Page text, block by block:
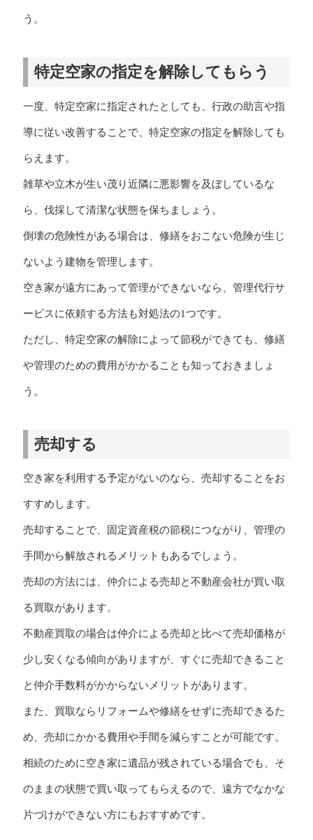
う。
特定空家の指定を解除してもらう
一度、特定空家に指定されたとしても、行政の助言や指
導に従い改善することで、特定空家の指定を解除しても
らえます。
雑草や立木が生い茂り近隣に悪影響を及ぼしているな
ら、伐採して清潔な状態を保ちましょう。
倒壊の危険性がある場合は、修繕をおこない危険が生じ
ないよう建物を管理します。
空き家が遠方にあって管理ができないなら、管理代行サ
ービスに依頼する方法も対処法の1つです。
ただし、特定空家の解除によって節税ができても、修繕
や管理のための費用がかかることも知っておきましょ
う。
売却する
空き家を利用する予定がないのなら、売却することをお
すすめします。
売却することで、固定資産税の節税につながり、管理の
手間から解放されるメリットもあるでしょう。
売却の方法には、仲介による売却と不動産会社が買い取
る買取があります。
不動産買取の場合は仲介による売却と比べて売却価格が
少し安くなる傾向がありますが、すぐに売却できること
と仲介手数料がかからないメリットがあります。
また、買取ならリフォームや修繕をせずに売却できるた
め、売却にかかる費用や手間を減らすことが可能です。
相続のために空き家に遺品が残されている場合でも、そ
のままの状態で買い取ってもらえるので、遠方でなかな
片づけができない方にもおすすめです。